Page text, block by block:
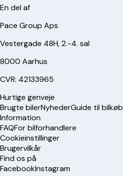
En del af
Pace Group Aps
Vestergade 48H, 2.-4. sal
8000 Aarhus
CVR: 42133965
Hurtige genveje
Brugte bilerNyhederGuide til bilkøb
Information
FAQFor bilforhandlere
Cookieinstillinger
Brugervilkår
Find os på
FacebookInstagram